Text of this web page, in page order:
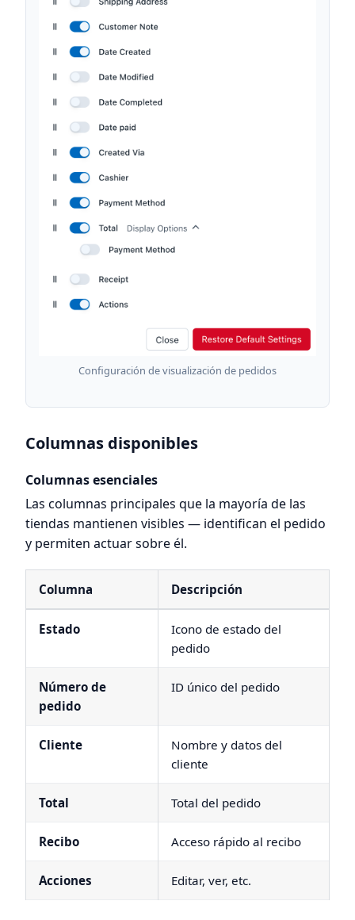
Configuración de visualización de pedidos
Columnas disponibles
Columnas esenciales
Las columnas principales que la mayoría de las
tiendas mantienen visibles — identifican el pedido
y permiten actuar sobre él.
Columna Descripción
Estado
Icono de estado del
pedido
Número de
pedido
ID único del pedido
Cliente
Nombre y datos del
cliente
Total Total del pedido
Recibo Acceso rápido al recibo
Acciones Editar, ver, etc.